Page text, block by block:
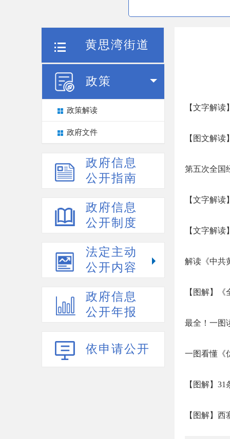
黄思湾街道
政策
政策解读
政府文件
政府信息
公开指南
政府信息
公开制度
法定主动
公开内容
政府信息
公开年报
依申请公开
【文字解
【图文解
第五次全国
【文字解
【文字解
解读《中共
【图解】
最全！一图
一图看懂《
【图解】
【图解】